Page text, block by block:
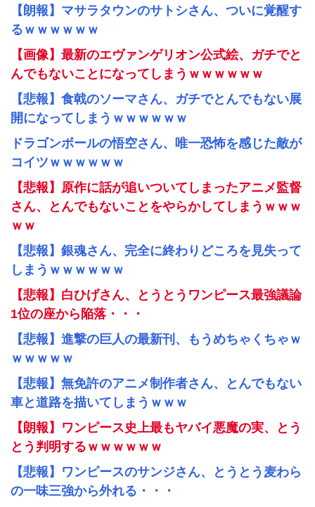
【朗報】マサラタウンのサトシさん、ついに覚醒す
るｗｗｗｗｗｗ
【画像】最新のエヴァンゲリオン公式絵、ガチでと
んでもないことになってしまうｗｗｗｗｗｗ
【悲報】食戟のソーマさん、ガチでとんでもない展
開になってしまうｗｗｗｗｗｗ
ドラゴンボールの悟空さん、唯一恐怖を感じた敵が
コイツｗｗｗｗｗｗ
【悲報】原作に話が追いついてしまったアニメ監督
さん、とんでもないことをやらかしてしまうｗｗｗ
ｗｗ
【悲報】銀魂さん、完全に終わりどころを見失って
しまうｗｗｗｗｗｗ
【悲報】白ひげさん、とうとうワンピース最強議論
1位の座から陥落・・・
【悲報】進撃の巨人の最新刊、もうめちゃくちゃｗ
ｗｗｗｗｗ
【悲報】無免許のアニメ制作者さん、とんでもない
車と道路を描いてしまうｗｗｗ
【朗報】ワンピース史上最もヤバイ悪魔の実、とう
とう判明するｗｗｗｗｗｗ
【悲報】ワンピースのサンジさん、とうとう麦わら
の一味三強から外れる・・・